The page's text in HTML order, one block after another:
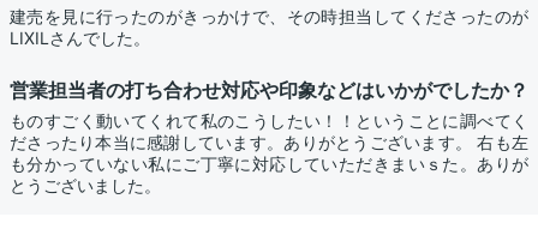
建売を見に行ったのがきっかけで、その時担当してくださったのが
LIXILさんでした。
営業担当者の打ち合わせ対応や印象などはいかがでしたか？
ものすごく動いてくれて私のこうしたい！！ということに調べてく
ださったり本当に感謝しています。ありがとうございます。 右も左
も分かっていない私にご丁寧に対応していただきまいｓた。ありが
とうございました。